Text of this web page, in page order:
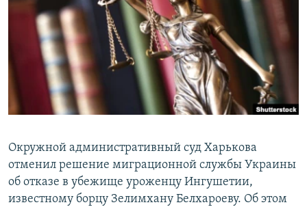
РАСПИСАНИЕ ВЕЩАНИЯ
ПОДПИШИТЕСЬ НА РАССЫЛКУ
СОЦИАЛЬНЫЕ СЕТИ
Все сайты РСЕ/РС
Окружной административный суд Харькова
отменил решение миграционной службы Украины
об отказе в убежище уроженцу Ингушетии,
известному борцу Зелимхану Белхароеву. Об этом